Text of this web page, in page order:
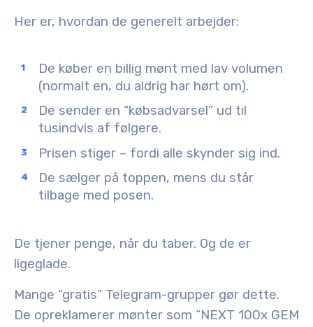
Her er, hvordan de generelt arbejder:
De køber en billig mønt med lav volumen
(normalt en, du aldrig har hørt om).
De sender en “købsadvarsel” ud til
tusindvis af følgere.
Prisen stiger – fordi alle skynder sig ind.
De sælger på toppen, mens du står
tilbage med posen.
De tjener penge, når du taber. Og de er
ligeglade.
Mange “gratis” Telegram-grupper gør dette.
De opreklamerer mønter som “NEXT 100x GEM